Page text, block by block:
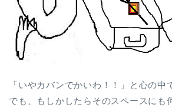
「いやカバンでかいわ！！」と心の中
でも、もしかしたらそのスペースにも